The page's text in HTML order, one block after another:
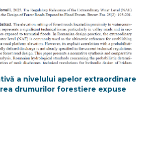
a nivelului apelor extraordinare
drumurilor forestiere expuse